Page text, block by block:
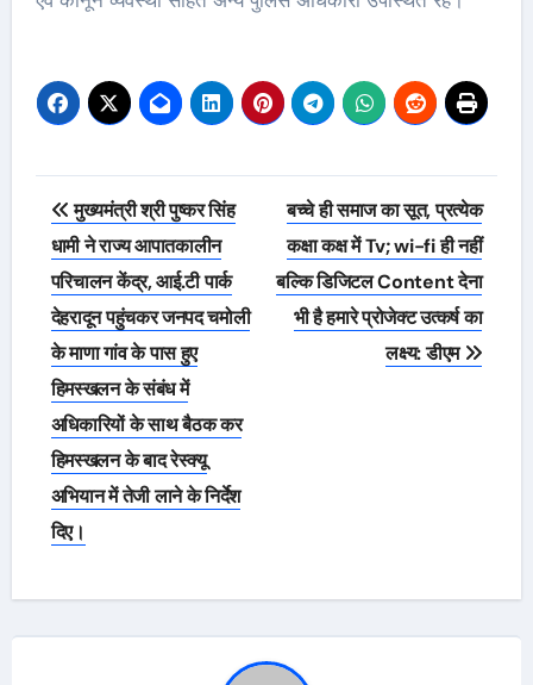
Post
navigation
मुख्यमंत्री श्री पुष्कर सिंह
धामी ने राज्य आपातकालीन
परिचालन केंद्र, आई.टी पार्क
देहरादून पहुंचकर जनपद चमोली
के माणा गांव के पास हुए
हिमस्खलन के संबंध में
अधिकारियों के साथ बैठक कर
हिमस्खलन के बाद रेस्क्यू
अभियान में तेजी लाने के निर्देश
दिए।
बच्चे ही समाज का सूत, प्रत्येक
कक्षा कक्ष में Tv; wi-fi ही नहीं
बल्कि डिजिटल Content देना
भी है हमारे प्रोजेक्ट उत्कर्ष का
लक्ष्य: डीएम